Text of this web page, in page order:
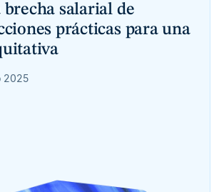
salarial de
prácticas para una
2025